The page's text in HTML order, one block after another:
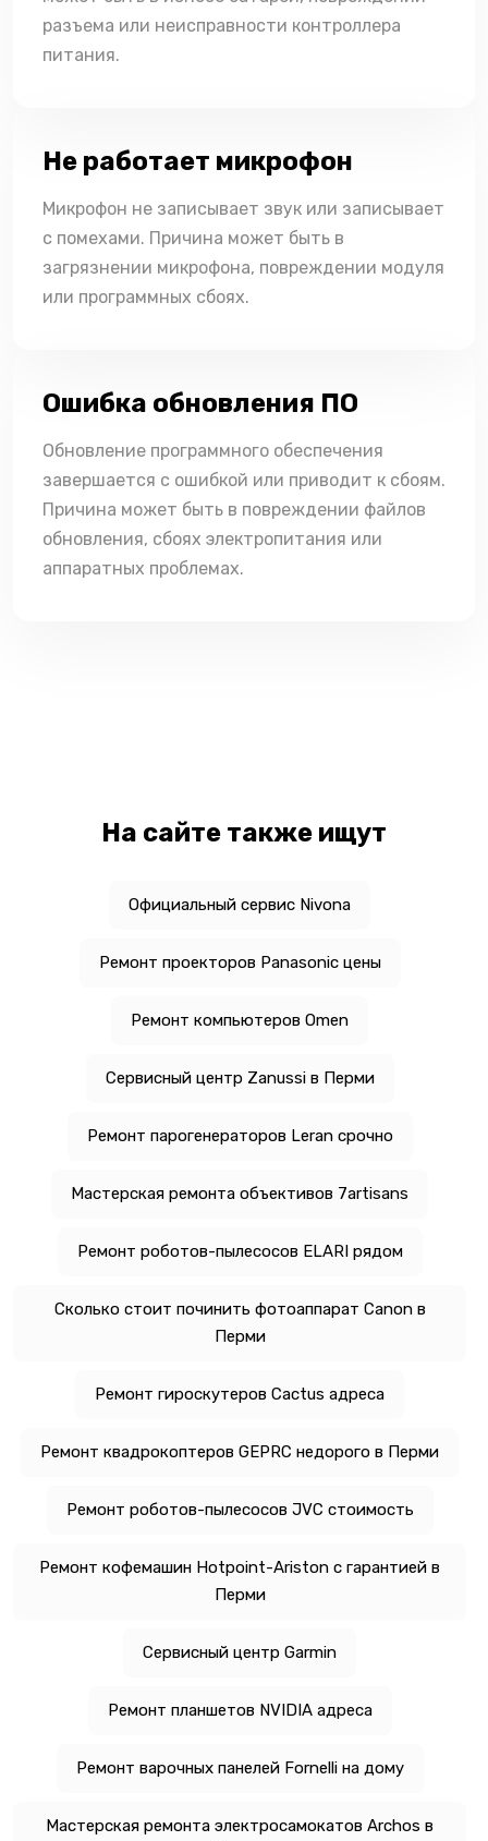
разъема или неисправности контроллера
питания.
Не работает микрофон
Микрофон не записывает звук или записывает
с помехами. Причина может быть в
загрязнении микрофона, повреждении модуля
или программных сбоях.
Ошибка обновления ПО
Обновление программного обеспечения
завершается с ошибкой или приводит к сбоям.
Причина может быть в повреждении файлов
обновления, сбоях электропитания или
аппаратных проблемах.
На сайте также ищут
Официальный сервис Nivona
Ремонт проекторов Panasonic цены
Ремонт компьютеров Omen
Сервисный центр Zanussi в Перми
Ремонт парогенераторов Leran срочно
Мастерская ремонта объективов 7artisans
Ремонт роботов-пылесосов ELARI рядом
Сколько стоит починить фотоаппарат Canon в
Перми
Ремонт гироскутеров Cactus адреса
Ремонт квадрокоптеров GEPRC недорого в Перми
Ремонт роботов-пылесосов JVC стоимость
Ремонт кофемашин Hotpoint-Ariston с гарантией в
Перми
Сервисный центр Garmin
Ремонт планшетов NVIDIA адреса
Ремонт варочных панелей Fornelli на дому
Мастерская ремонта электросамокатов Archos в